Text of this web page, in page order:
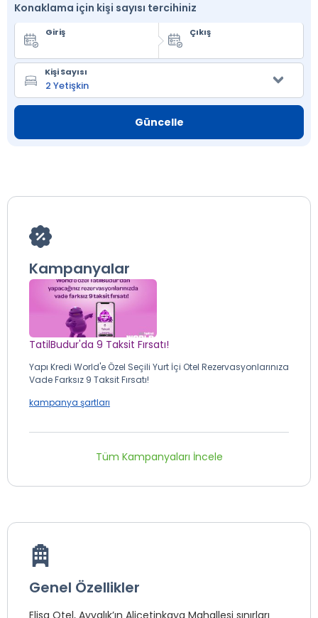
Konaklama için kişi sayısı tercihiniz
Giriş Çıkış
Kişi Sayısı
Güncelle
Kampanyalar
TatilBudur'da 9 Taksit Fırsatı!
Yapı Kredi World'e Özel Seçili Yurt İçi Otel Rezervasyonlarınıza
Vade Farksız 9 Taksit Fırsatı!
kampanya şartları
Tüm Kampanyaları İncele
Genel Özellikler
Elisa Otel, Ayvalık’ın Aliçetinkaya Mahallesi sınırları